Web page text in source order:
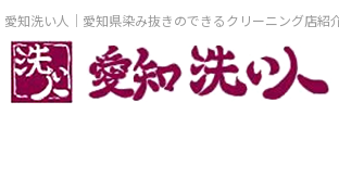
愛知洗い人｜愛知県染み抜きのできるクリーニング店紹